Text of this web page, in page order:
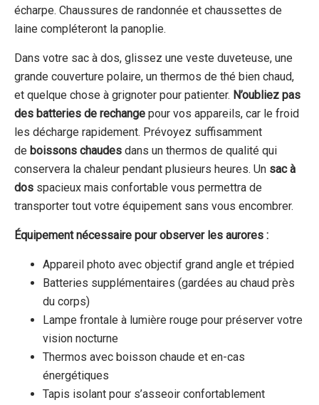
écharpe. Chaussures de randonnée et chaussettes de
laine compléteront la panoplie.
Dans votre sac à dos, glissez une veste duveteuse, une
grande couverture polaire, un thermos de thé bien chaud,
et quelque chose à grignoter pour patienter. N’oubliez pas
des batteries de rechange pour vos appareils, car le froid
les décharge rapidement. Prévoyez suffisamment
de boissons chaudes dans un thermos de qualité qui
conservera la chaleur pendant plusieurs heures. Un sac à
dos spacieux mais confortable vous permettra de
transporter tout votre équipement sans vous encombrer.
Équipement nécessaire pour observer les aurores :
Appareil photo avec objectif grand angle et trépied
Batteries supplémentaires (gardées au chaud près
du corps)
Lampe frontale à lumière rouge pour préserver votre
vision nocturne
Thermos avec boisson chaude et en-cas
énergétiques
Tapis isolant pour s’asseoir confortablement